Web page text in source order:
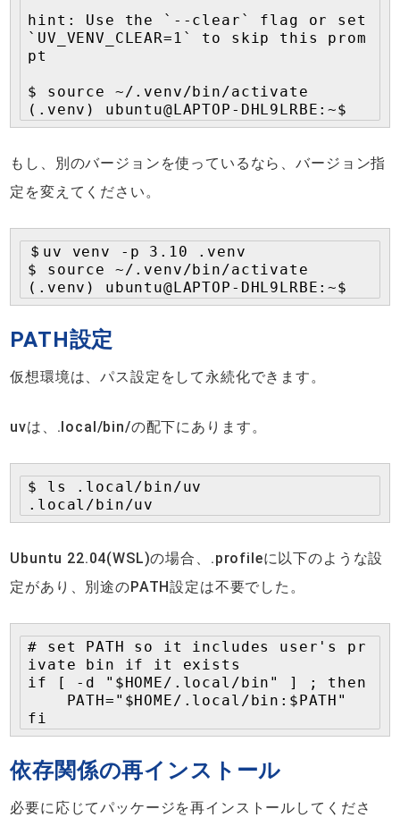
hint: Use the `--clear` flag or set
`UV_VENV_CLEAR=1` to skip this prom
pt
$ source ~/.venv/bin/activate
(.venv) ubuntu@LAPTOP-DHL9LRBE:~$
もし、別のバージョンを使っているなら、バージョン指
定を変えてください。
＄uv venv -p 3.10 .venv
$ source ~/.venv/bin/activate
(.venv) ubuntu@LAPTOP-DHL9LRBE:~$
PATH設定
仮想環境は、パス設定をして永続化できます。
uvは、.local/bin/の配下にあります。
$ ls .local/bin/uv
Ubuntu 22.04(WSL)の場合、.profileに以下のような設
定があり、別途のPATH設定は不要でした。
# set PATH so it includes user's pr
ivate bin if it exists
if [ -d "$HOME/.local/bin" ] ; then
fi
依存関係の再インストール
必要に応じてパッケージを再インストールしてくださ